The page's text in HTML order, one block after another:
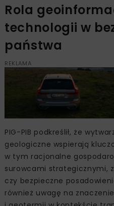
Rola
technologii w
państwa
REKLAMA
PIG-PIB podkreślił, że
geologiczne wspierają
w tym racjonalne
surowcami strategicznymi,
czy bezpieczne
również uwagę na